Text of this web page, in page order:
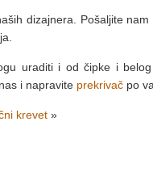
dizajnera. Pošaljite
uraditi i od čipke i
i napravite prekrivač po
krevet »